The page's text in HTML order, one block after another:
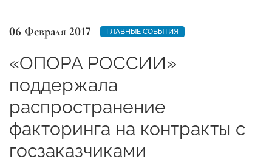
06 Февраля 2017 ГЛАВНЫЕ СОБЫТИЯ
«ОПОРА РОССИИ»
поддержала
распространение
факторинга на контракты с
госзаказчиками